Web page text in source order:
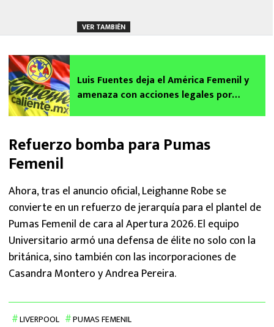
VER TAMBIÉN
Luis Fuentes deja el América Femenil y
amenaza con acciones legales por
Refuerzo bomba para Pumas
Femenil
Ahora, tras el anuncio oficial, Leighanne Robe se
convierte en un refuerzo de jerarquía para el plantel de
Pumas Femenil de cara al Apertura 2026. El equipo
Universitario armó una defensa de élite no solo con la
británica, sino también con las incorporaciones de
Casandra Montero y Andrea Pereira.
LIVERPOOL PUMAS FEMENIL